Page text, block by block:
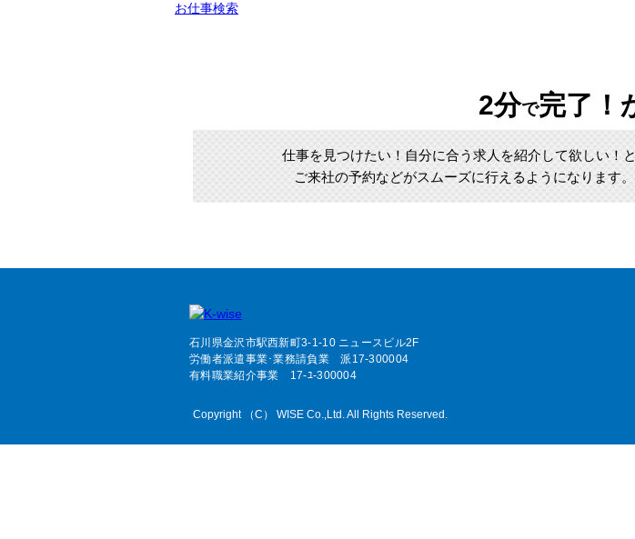
お仕事検索
2分で完了！
仕事を見つけたい！自分に合う求人を紹介して欲しい！
ご来社の予約などがスムーズに行えるようになります
石川県金沢市駅西新町3-1-10 ニュースビル2F
労働者派遣事業･業務請負業 派17-300004
有料職業紹介事業 17-ﾕ-300004
Copyright （C） WISE Co.,Ltd. All Rights Reserved.